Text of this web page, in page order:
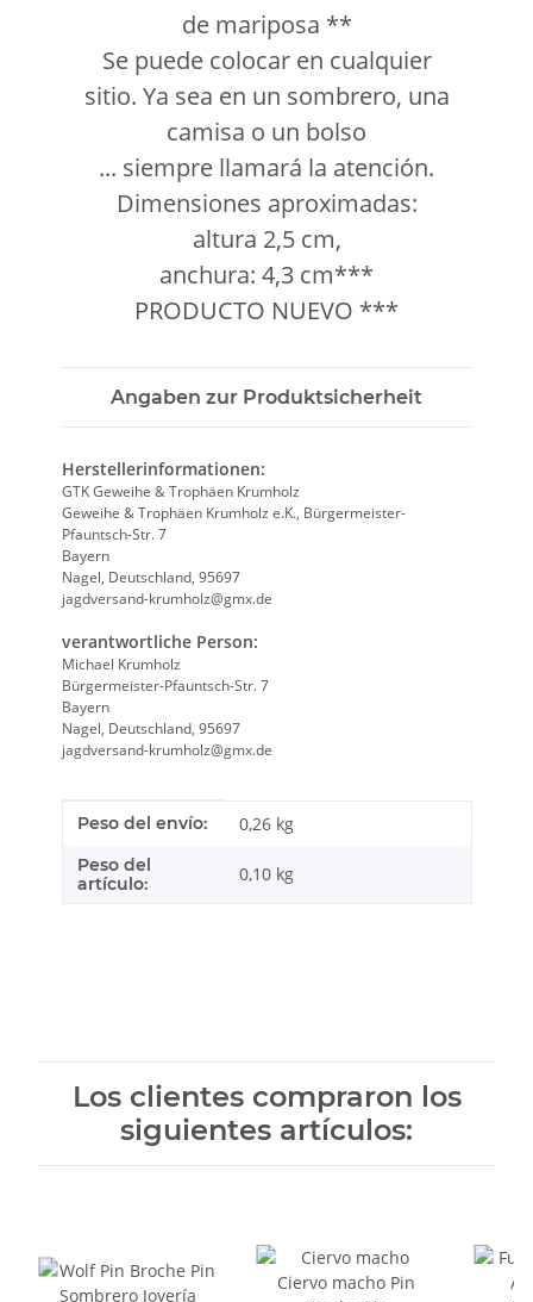
de mariposa **
Se puede colocar en cualquier
sitio. Ya sea en un sombrero, una
camisa o un bolso
... siempre llamará la atención.
Dimensiones aproximadas:
altura 2,5 cm,
anchura: 4,3 cm***
PRODUCTO NUEVO ***
Angaben zur Produktsicherheit
Herstellerinformationen:
GTK Geweihe & Trophäen Krumholz
Geweihe & Trophäen Krumholz e.K., Bürgermeister-
Pfauntsch-Str. 7
Bayern
Nagel, Deutschland, 95697
jagdversand-krumholz@gmx.de
verantwortliche Person:
Michael Krumholz
Bürgermeister-Pfauntsch-Str. 7
Bayern
Nagel, Deutschland, 95697
jagdversand-krumholz@gmx.de
Característica del producto
valor
Peso del envío: 0,26 kg
Peso del
artículo:
0,10 kg
Los clientes compraron los
siguientes artículos: